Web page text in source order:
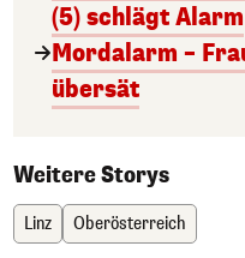
(5) schlägt Alarm
Mordalarm –
übersät
Weitere Storys
Linz Oberösterreich